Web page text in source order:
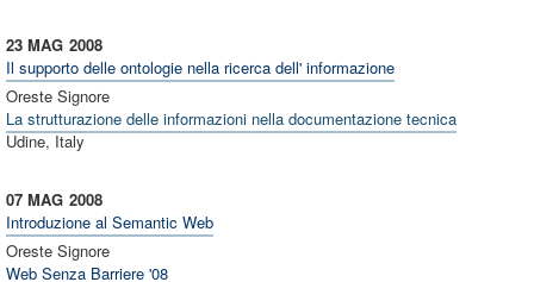
2008
23 MAG
Il supporto delle ontologie nella ricerca dell' informazione
Oreste Signore
La strutturazione delle informazioni nella documentazione tecnica
Udine, Italy
2008
07 MAG
Introduzione al Semantic Web
Oreste Signore
Web Senza Barriere '08